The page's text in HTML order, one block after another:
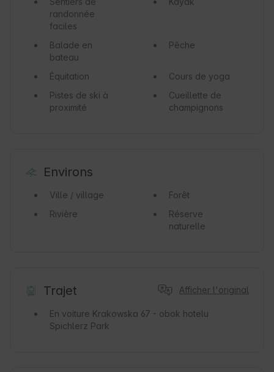
randonnée
faciles
Balade en
bateau
Pêche
Équitation
Cours de yoga
Pistes de ski à
proximité
Cueillette de
champignons
Environs
Ville / village
Forêt
Rivière
Réserve
naturelle
Trajet Afficher l'original
En voiture Krakowska 67 - obok hotelu
Spichlerz Park